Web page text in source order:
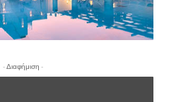
- Διαφήμιση -